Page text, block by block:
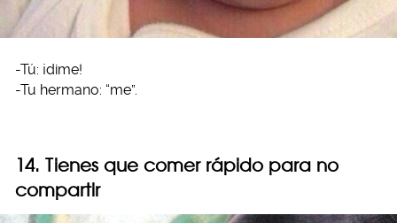
-Tú: ¡dime!
-Tu hermano: “me”.
14. Tienes que comer rápido para no
compartir